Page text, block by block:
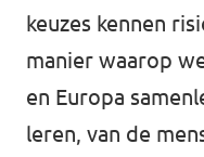
keuzes kennen
manier waarop
en Europa
leren, van de